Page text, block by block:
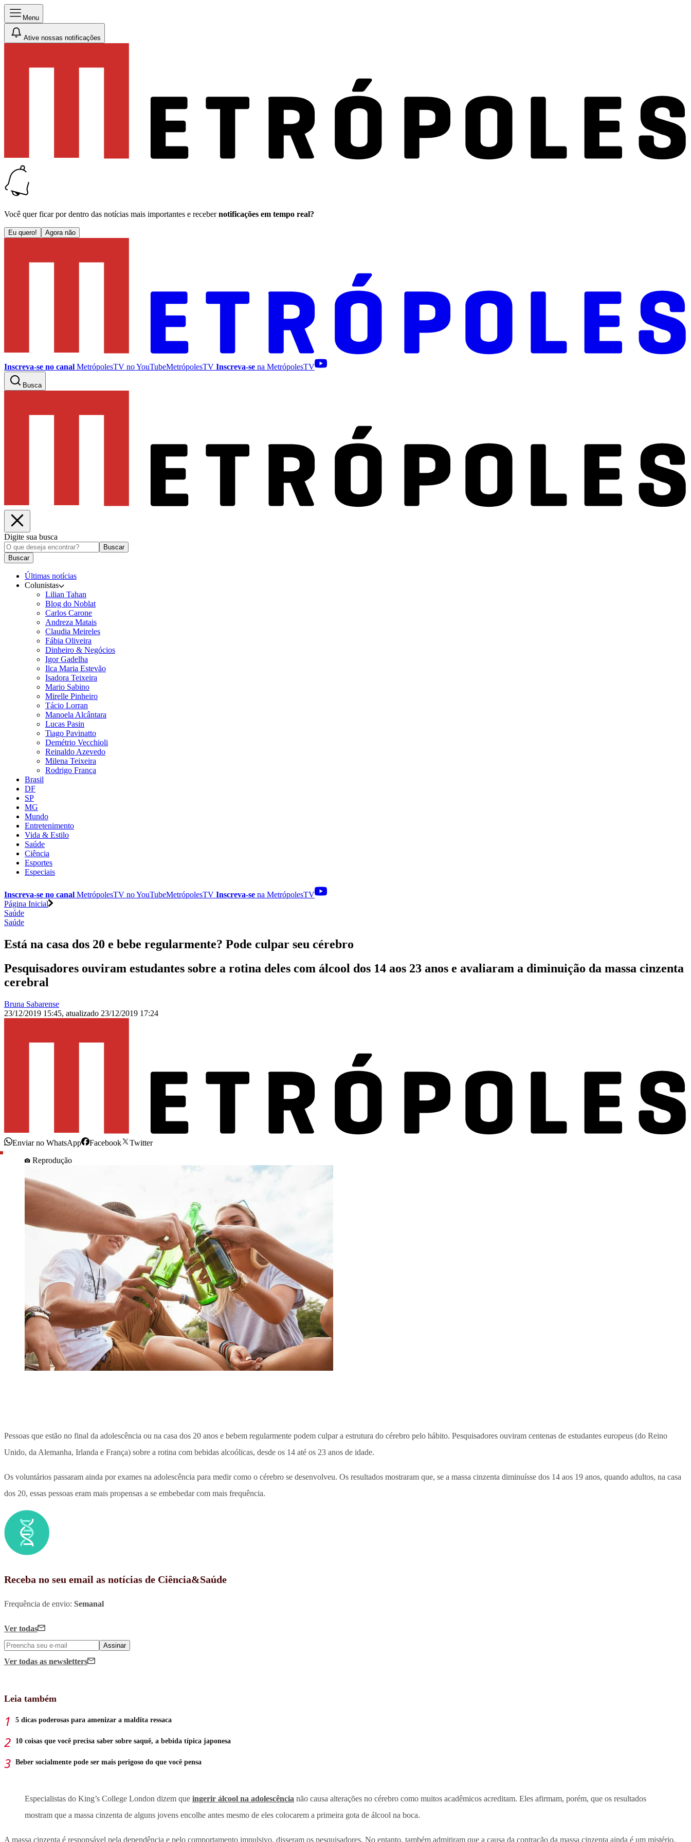
Menu
Ative nossas notificações
Você quer ficar por dentro das notícias mais importantes e receber notificações em tempo real?
Eu quero! Agora não
Inscreva-se no canal MetrópolesTV noYouTubeMetrópolesTV Inscreva-se na MetrópolesTV
Busca
Digite sua busca
Buscar
Buscar
Últimas notícias
Colunistas
Lilian Tahan
Blog do Noblat
Carlos Carone
Andreza Matais
Claudia Meireles
Fábia Oliveira
Dinheiro & Negócios
Igor Gadelha
Ilca Maria Estevão
Isadora Teixeira
Mario Sabino
Mirelle Pinheiro
Tácio Lorran
Manoela Alcântara
Lucas Pasin
Tiago Pavinatto
Demétrio Vecchioli
Reinaldo Azevedo
Milena Teixeira
Rodrigo França
Brasil
DF
SP
MG
Mundo
Entretenimento
Vida & Estilo
Saúde
Ciência
Esportes
Especiais
Inscreva-se no canal MetrópolesTV noYouTubeMetrópolesTV Inscreva-se na MetrópolesTV
Página Inicial
Saúde
Saúde
Está na casa dos 20 e bebe regularmente? Pode culpar seu cérebro
Pesquisadores ouviram estudantes sobre a rotina deles com álcool dos 14 aos 23 anos e avaliaram a diminuição da massa cinzenta
cerebral
Bruna Sabarense
23/12/2019 15:45, atualizado 23/12/2019 17:24
Enviar no WhatsApp Facebook
Twitter
Reprodução
Pessoas que estão no final da adolescência ou na casa dos 20 anos e bebem regularmente podem culpar a estrutura do cérebro pelo hábito. Pesquisadores ouviram centenas de estudantes europeus (do Reino
Unido, da Alemanha, Irlanda e França) sobre a rotina com bebidas alcoólicas, desde os 14 até os 23 anos de idade.
Os voluntários passaram ainda por exames na adolescência para medir como o cérebro se desenvolveu. Os resultados mostraram que, se a massa cinzenta diminuísse dos 14 aos 19 anos, quando adultos, na casa
dos 20, essas pessoas eram mais propensas a se embebedar com mais frequência.
Receba no seu email as notícias de Ciência&Saúde
Frequência de envio: Semanal
Ver todas
Assinar
Ver todas as newsletters
Leia também
5 dicas poderosas para amenizar a maldita ressaca
10 coisas que você precisa saber sobre saquê, a bebida típica japonesa
Beber socialmente pode ser mais perigoso do que você pensa
Especialistas do King’s College London dizem que ingerir álcool na adolescência não causa alterações no cérebro como muitos acadêmicos acreditam. Eles afirmam, porém, que os resultados
mostram que a massa cinzenta de alguns jovens encolhe antes mesmo de eles colocarem a primeira gota de álcool na boca.
A massa cinzenta é responsável pela dependência e pelo comportamento impulsivo, disseram os pesquisadores. No entanto, também admitiram que a causa da contração da massa cinzenta ainda é um mistério.